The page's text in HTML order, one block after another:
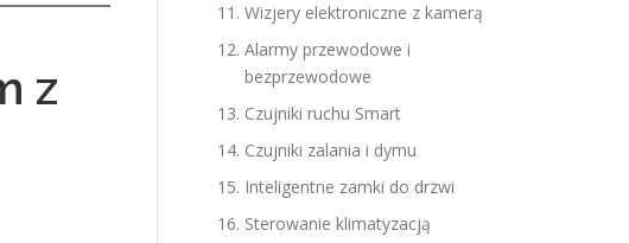
z
Wizjery elektroniczne z kamerą
Alarmy przewodowe i
bezprzewodowe
Czujniki ruchu Smart
Czujniki zalania i dymu
Inteligentne zamki do drzwi
Sterowanie klimatyzacją